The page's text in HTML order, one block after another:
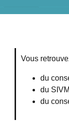
Vous
du
du
du